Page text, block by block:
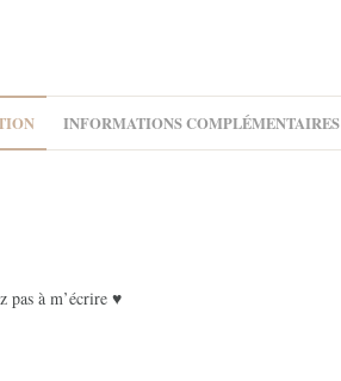
INFORMATIONS COMPLÉMENTAIRES
pas à m’écrire ♥